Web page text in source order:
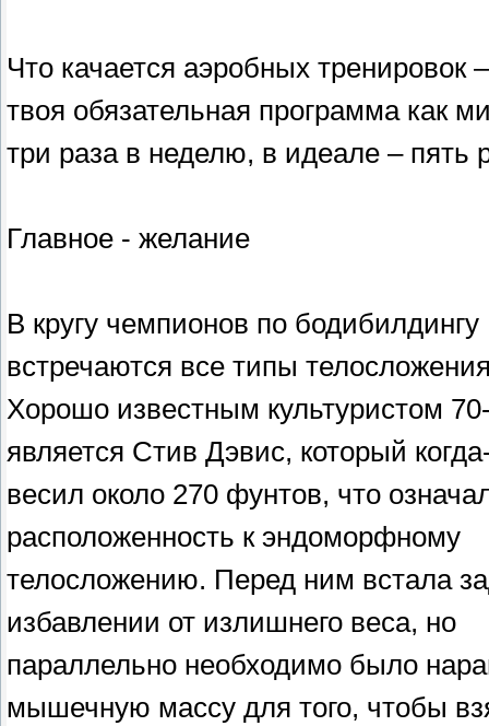
Что качается аэробных тренировок
твоя обязательная программа как
три раза в неделю, в идеале – пять
Главное - желание
В кругу чемпионов по бодибилдингу
встречаются все типы
Хорошо известным культуристом
является Стив Дэвис, который
весил около 270 фунтов, что
расположенность к эндоморфному
телосложению. Перед ним встала
избавлении от излишнего веса, но
параллельно необходимо было
мышечную массу для того, чтобы